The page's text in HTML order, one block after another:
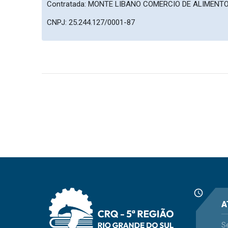
Contratada: MONTE LIBANO COMERCIO DE
CNPJ: 25.244.127/0001-87
schedule